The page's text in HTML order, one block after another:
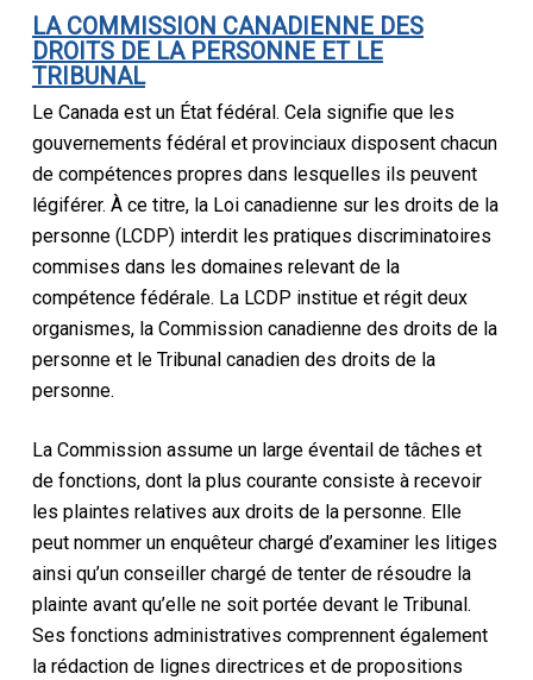
LA COMMISSION CANADIENNE DES
DROITS DE LA PERSONNE ET LE
TRIBUNAL
Le Canada est un État fédéral. Cela signifie que les
gouvernements fédéral et provinciaux disposent chacun
de compétences propres dans lesquelles ils peuvent
légiférer. À ce titre, la Loi canadienne sur les droits de la
personne (LCDP) interdit les pratiques discriminatoires
commises dans les domaines relevant de la
compétence fédérale. La LCDP institue et régit deux
organismes, la Commission canadienne des droits de la
personne et le Tribunal canadien des droits de la
personne.
La Commission assume un large éventail de tâches et
de fonctions, dont la plus courante consiste à recevoir
les plaintes relatives aux droits de la personne. Elle
peut nommer un enquêteur chargé d’examiner les litiges
ainsi qu’un conseiller chargé de tenter de résoudre la
plainte avant qu’elle ne soit portée devant le Tribunal.
Ses fonctions administratives comprennent également
la rédaction de lignes directrices et de propositions